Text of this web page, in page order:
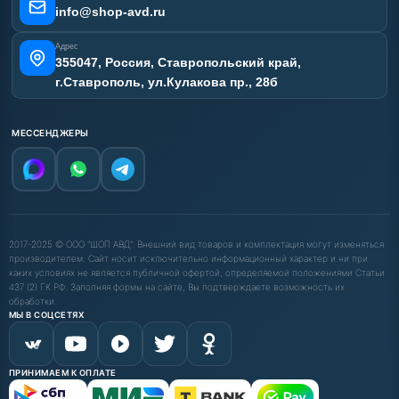
info@shop-avd.ru
Адрес
355047, Россия, Ставропольский край,
г.Ставрополь, ул.Кулакова пр., 28б
МЕССЕНДЖЕРЫ
2017-2025 © ООО "ШОП АВД". Внешний вид товаров и комплектация могут изменяться
производителем. Сайт носит исключительно информационный характер и ни при
каких условиях не является публичной офертой, определяемой положениями Статьи
437 (2) ГК РФ. Заполняя формы на сайте, Вы подтверждаете возможность их
обработки.
МЫ В СОЦСЕТЯХ
ПРИНИМАЕМ К ОПЛАТЕ